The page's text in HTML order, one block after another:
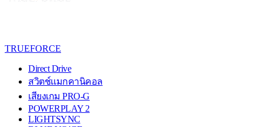
TRUEFORCE
Direct Drive
สวิตช์แมกคานิคอล
เสียงเกม PRO-G
POWERPLAY 2
LIGHTSYNC